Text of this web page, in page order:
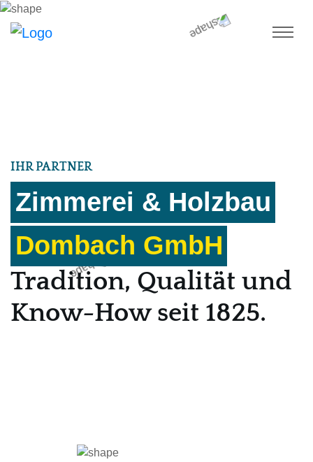
IHR PARTNER
Zimmerei & Holzbau
Dombach GmbH
Tradition, Qualität und
Know-How seit 1825.